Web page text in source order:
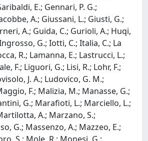
E.; Gennari, P. G.;
A.; Giussani, L.; Giusti, G.;
A.; Guida, C.; Gurioli, A.; Huqi,
G.; Iotti, C.; Italia, C.; La
R.; Lamanna, E.; Lastrucci, L.;
F.; Liguori, G.; Lisi, R.; Lohr, F.;
J. A.; Ludovico, G. M.;
F.; Malizia, M.; Manasse, G.;
G.; Marafioti, L.; Marciello, L.;
A.; Marzano, S.;
G.; Massenzo, A.; Mazzeo, E.;